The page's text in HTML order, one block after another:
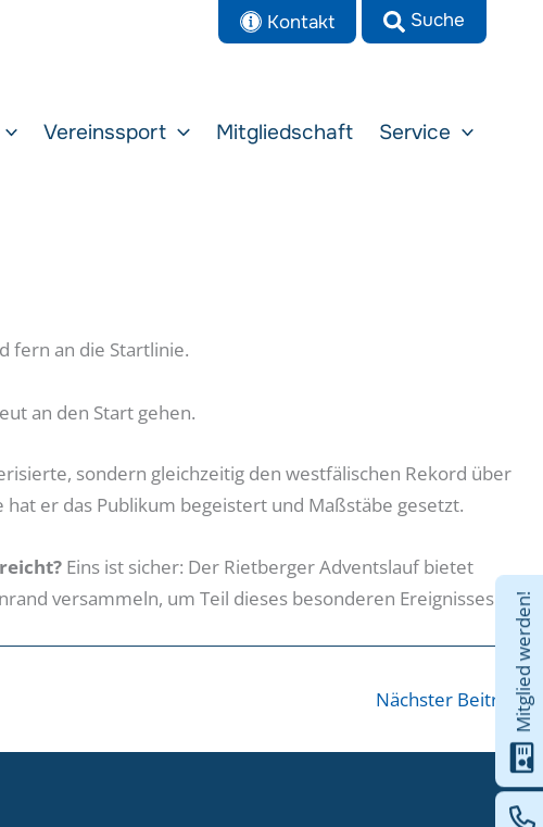
Kontakt
Vereinssport Mitgliedschaft Service
fern an die Startlinie.
an den Start gehen.
sondern gleichzeitig den westfälischen Rekord über
er das Publikum begeistert und Maßstäbe gesetzt.
Eins ist sicher: Der Rietberger Adventslauf bietet
versammeln, um Teil dieses besonderen Ereignisses zu
Nächster Beitrag→
Mitglied werden!